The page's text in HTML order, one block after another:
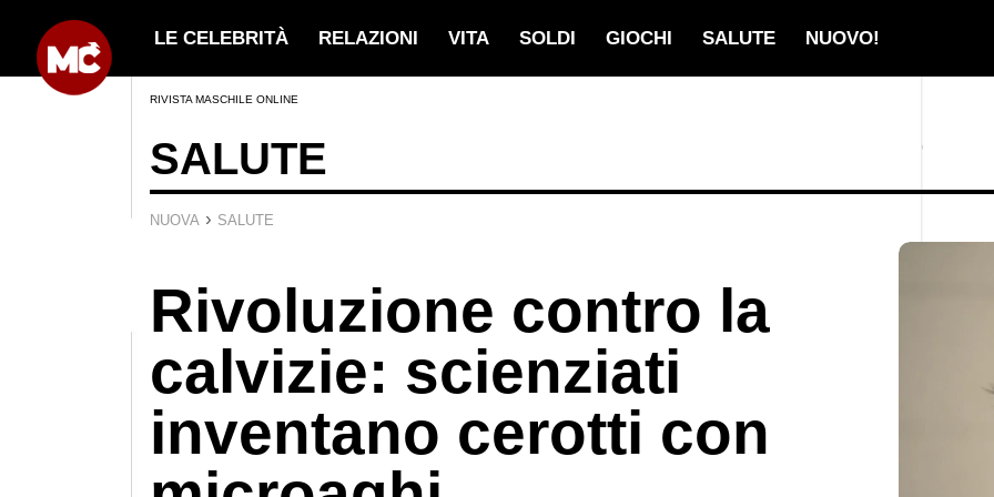
LE CELEBRITÀ RELAZIONI VITA SOLDI GIOCHI SALUTE NUOVO!
RIVISTA MASCHILE ONLINE
SALUTE
NUOVA › SALUTE
Rivoluzione contro la
calvizie: scienziati
inventano cerotti con